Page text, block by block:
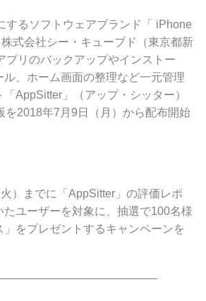
するソフトウェアブランド「 iPhone
式会社シー・キューブド（東京都新
プリのバックアップやインストー
ル、ホーム画面の整理など一元管理
AppSitter」（アップ・シッター）
を2018年7月9日（月）から配布開始
）までに「AppSitter」の評価レポ
たユーザーを対象に、抽選で100名様
をプレゼントするキャンペーンを